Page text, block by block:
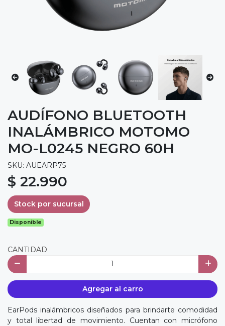
AUDÍFONO BLUETOOTH
INALÁMBRICO MOTOMO
MO-L0245 NEGRO 60H
SKU: AUEARP75
$ 22.990
Stock por sucursal
Disponible
CANTIDAD
Agregar al carro
EarPods inalámbricos diseñados para brindarte comodidad
y total libertad de movimiento. Cuentan con micrófono